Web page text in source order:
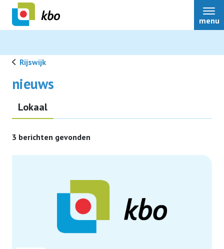
menu
Rijswijk
nieuws
Lokaal
3 berichten gevonden